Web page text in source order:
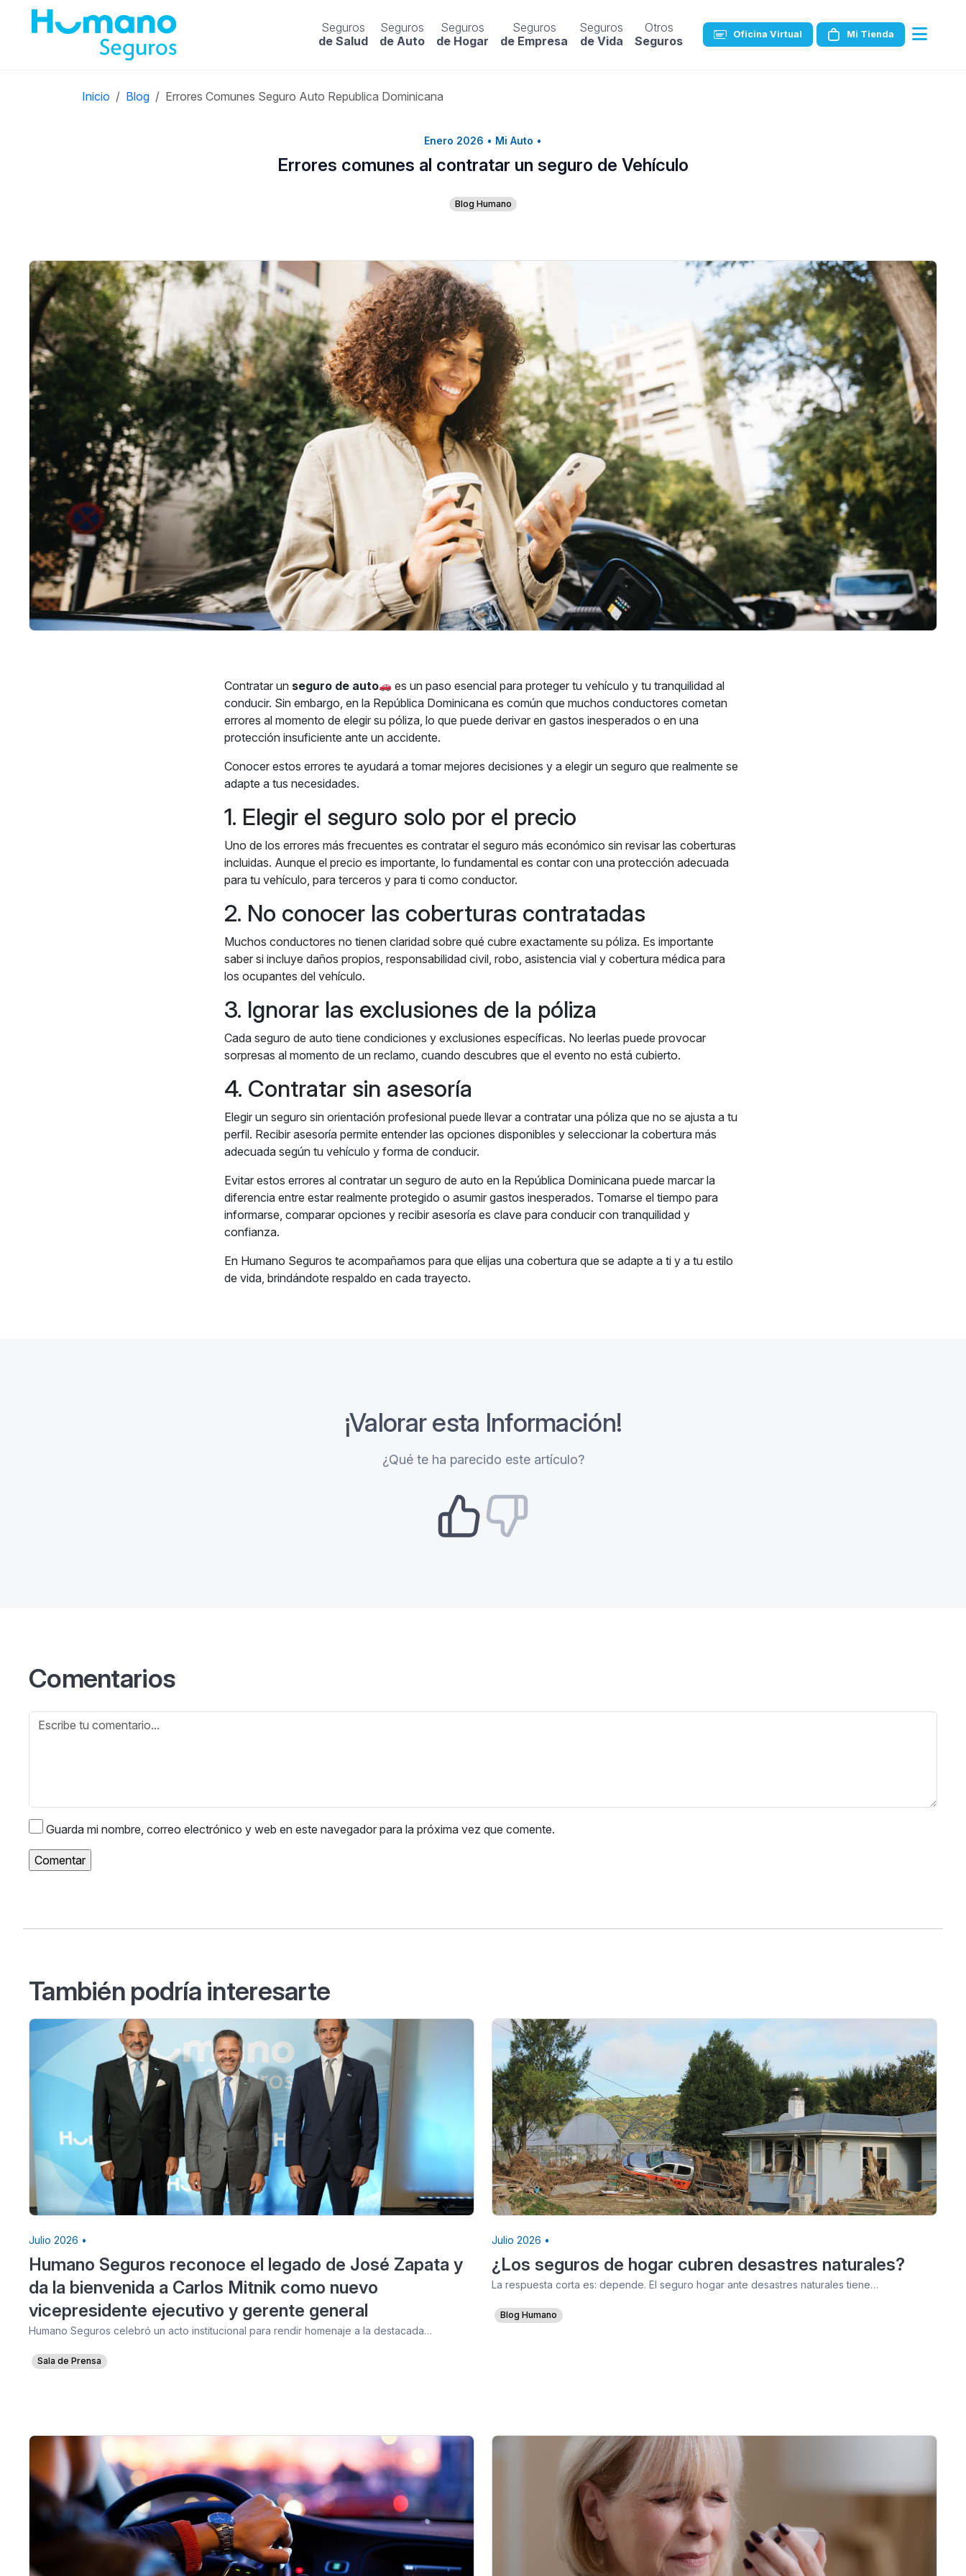
Seguros
de Salud
Seguros
de Auto
Seguros
de Hogar
Seguros
de Empresa
Seguros
de Vida
Otros
Seguros
Oficina Virtual Mi Tienda
Inicio Blog Errores Comunes Seguro Auto Republica Dominicana
Enero 2026 • Mi Auto •
Errores comunes al contratar un seguro de Vehículo
Blog Humano
Contratar un seguro de auto
es un paso esencial para proteger tu vehículo y tu tranquilidad al
conducir. Sin embargo, en la República Dominicana es común que muchos conductores cometan
errores al momento de elegir su póliza, lo que puede derivar en gastos inesperados o en una
protección insuficiente ante un accidente.
Conocer estos errores te ayudará a tomar mejores decisiones y a elegir un seguro que realmente se
adapte a tus necesidades.
1. Elegir el seguro solo por el precio
Uno de los errores más frecuentes es contratar el seguro más económico sin revisar las coberturas
incluidas. Aunque el precio es importante, lo fundamental es contar con una protección adecuada
para tu vehículo, para terceros y para ti como conductor.
2. No conocer las coberturas contratadas
Muchos conductores no tienen claridad sobre qué cubre exactamente su póliza. Es importante
saber si incluye daños propios, responsabilidad civil, robo, asistencia vial y cobertura médica para
los ocupantes del vehículo.
3. Ignorar las exclusiones de la póliza
Cada seguro de auto tiene condiciones y exclusiones específicas. No leerlas puede provocar
sorpresas al momento de un reclamo, cuando descubres que el evento no está cubierto.
4. Contratar sin asesoría
Elegir un seguro sin orientación profesional puede llevar a contratar una póliza que no se ajusta a tu
perfil. Recibir asesoría permite entender las opciones disponibles y seleccionar la cobertura más
adecuada según tu vehículo y forma de conducir.
Evitar estos errores al contratar un seguro de auto en la República Dominicana puede marcar la
diferencia entre estar realmente protegido o asumir gastos inesperados. Tomarse el tiempo para
informarse, comparar opciones y recibir asesoría es clave para conducir con tranquilidad y
confianza.
En Humano Seguros te acompañamos para que elijas una cobertura que se adapte a ti y a tu estilo
de vida, brindándote respaldo en cada trayecto.
¡Valorar esta Información!
¿Qué te ha parecido este artículo?
Comentarios
Guarda mi nombre, correo electrónico y web en este navegador para la próxima vez que comente.
También podría interesarte
Julio 2026 •
Humano Seguros reconoce el legado de José Zapata y
da la bienvenida a Carlos Mitnik como nuevo
vicepresidente ejecutivo y gerente general
Humano Seguros celebró un acto institucional para rendir homenaje a la destacada…
Sala de Prensa
Julio 2026 •
¿Los seguros de hogar cubren desastres naturales?
La respuesta corta es: depende. El seguro hogar ante desastres naturales tiene…
Blog Humano